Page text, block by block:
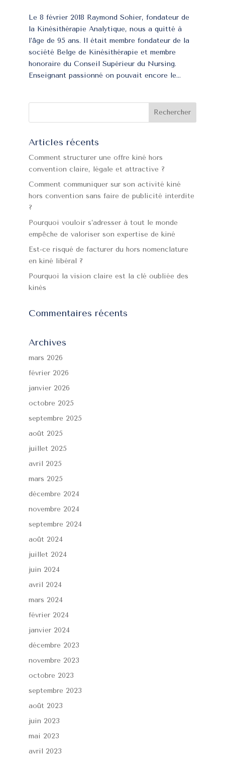
Le 8 février 2018 Raymond Sohier, fondateur de
la Kinésithérapie Analytique, nous a quitté à
l’âge de 95 ans. Il était membre fondateur de la
société Belge de Kinésithérapie et membre
honoraire du Conseil Supérieur du Nursing.
Enseignant passionné on pouvait encore le...
Articles récents
Comment structurer une offre kiné hors
convention claire, légale et attractive ?
Comment communiquer sur son activité kiné
hors convention sans faire de publicité interdite
?
Pourquoi vouloir s’adresser à tout le monde
empêche de valoriser son expertise de kiné
Est-ce risqué de facturer du hors nomenclature
en kiné libéral ?
Pourquoi la vision claire est la clé oubliée des
kinés
Commentaires récents
Archives
mars 2026
février 2026
janvier 2026
octobre 2025
septembre 2025
août 2025
juillet 2025
avril 2025
mars 2025
décembre 2024
novembre 2024
septembre 2024
août 2024
juillet 2024
juin 2024
avril 2024
mars 2024
février 2024
janvier 2024
décembre 2023
novembre 2023
octobre 2023
septembre 2023
août 2023
juin 2023
mai 2023
avril 2023